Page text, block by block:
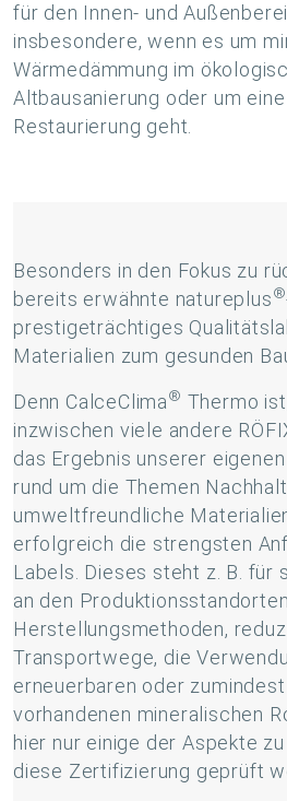
für den Innen- und
insbesondere, wenn es um
Wärmedämmung im
Altbausanierung oder um
Restaurierung geht.
Besonders in den Fokus zu
bereits erwähnte natureplus®
prestigeträchtiges
Materialien zum gesunden
Denn CalceClima® Thermo
inzwischen viele andere
das Ergebnis unserer
rund um die Themen
umweltfreundliche
erfolgreich die strengsten
Labels. Dieses steht z. B. für
an den
Herstellungsmethoden,
Transportwege, die
erneuerbaren oder
vorhandenen mineralischen
hier nur einige der Aspekte
diese Zertifizierung geprüft